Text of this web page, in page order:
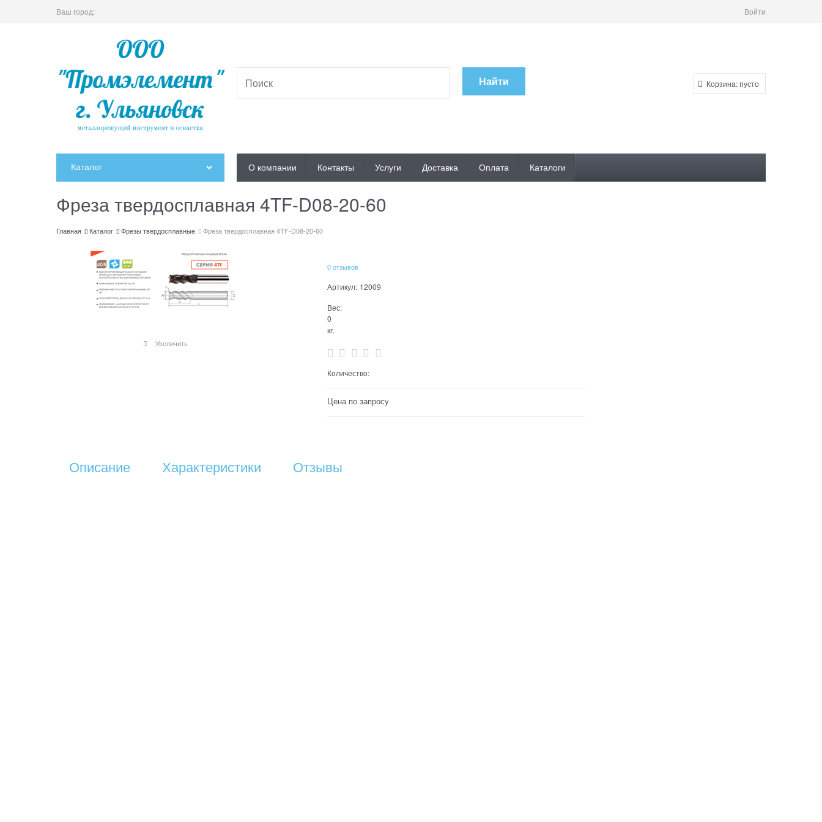
Ваш город: Войти
Найти Корзина:пусто
Каталог О компании Контакты Услуги Доставка Оплата Каталоги
Фреза твердосплавная 4TF-D08-20-60
Главная Каталог Фрезы твердосплавные Фреза твердосплавная 4TF-D08-20-60
Увеличить
0 отзывов
Артикул: 12009
Вес:
0
кг.
Количество:
Цена по запросу
Описание Характеристики Отзывы